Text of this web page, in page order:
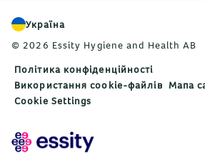
Україна
© 2026 Essity Hygiene and Health AB
Політика конфіденційності
Використання cookie-файлів Мапа
Cookie Settings